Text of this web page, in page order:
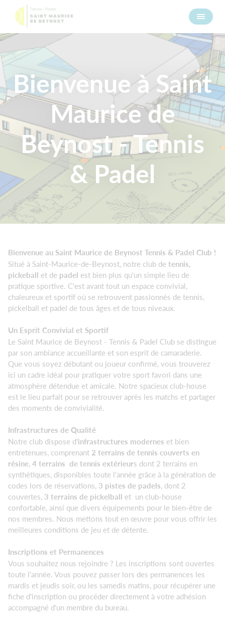
Bienvenue à Saint
Maurice de
Beynost - Tennis
& Padel
Bienvenue au Saint Maurice de Beynost Tennis & Padel Club !
Situé à Saint-Maurice-de-Beynost, notre club de tennis,
pickeball et de padel est bien plus qu'un simple lieu de
pratique sportive. C'est avant tout un espace convivial,
chaleureux et sportif où se retrouvent passionnés de tennis,
pickelball et padel de tous âges et de tous niveaux.
Un Esprit Convivial et Sportif
Le Saint Maurice de Beynost - Tennis & Padel Club se distingue
par son ambiance accueillante et son esprit de camaraderie.
Que vous soyez débutant ou joueur confirmé, vous trouverez
ici un cadre idéal pour pratiquer votre sport favori dans une
atmosphère détendue et amicale. Notre spacieux club-house
est le lieu parfait pour se retrouver après les matchs et partager
des moments de convivialité.
Infrastructures de Qualité
Notre club dispose d'infrastructures modernes et bien
entretenues, comprenant 2 terrains de tennis couverts en
résine 4 terrains de tennis extérieurs dont 2 terrains en
synthétiques, disponibles toute l'année grâce à la génération de
codes lors de réservations, 3 pistes de padels , dont 2
couvertes, 3 terrains de pickelball et un club-house
confortable, ainsi que divers équipements pour le bien-être de
nos membres. Nous mettons tout en œuvre pour vous offrir les
meilleures conditions de jeu et de détente.
Inscriptions et Permanences
Vous souhaitez nous rejoindre ? Les inscriptions sont ouvertes
toute l'année. Vous pouvez passer lors des permanences les
mardis et jeudis soir, ou les samedis matins, pour récupérer une
fiche d'inscription ou procéder directement à votre adhésion
accompagné d'un membre du bureau.